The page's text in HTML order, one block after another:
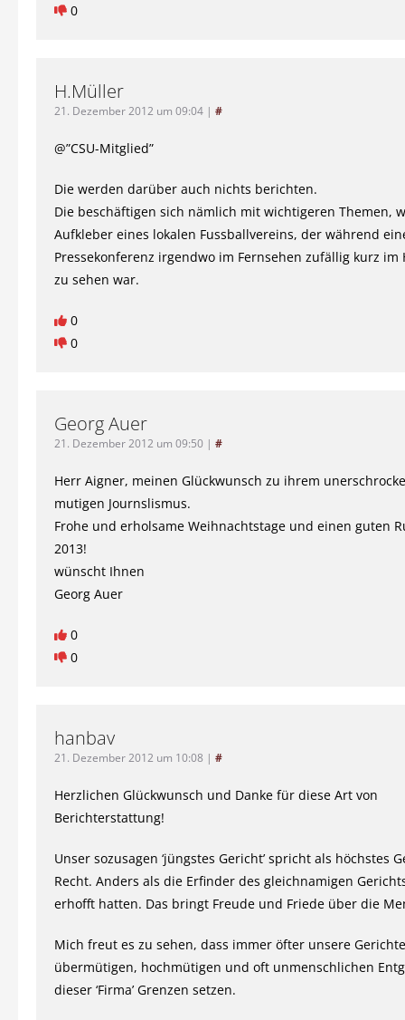
0
H.Müller
21. Dezember 2012 um 09:04 | #
@”CSU-Mitglied”
Die werden darüber auch nichts berichten.
Die beschäftigen sich nämlich mit wichtigeren Themen,
Aufkleber eines lokalen Fussballvereins, der während
Pressekonferenz irgendwo im Fernsehen zufällig kurz
zu sehen war.
0
0
Georg Auer
21. Dezember 2012 um 09:50 | #
Herr Aigner, meinen Glückwunsch zu ihrem
mutigen Journslismus.
Frohe und erholsame Weihnachtstage und einen guten
2013!
wünscht Ihnen
Georg Auer
0
0
hanbav
21. Dezember 2012 um 10:08 | #
Herzlichen Glückwunsch und Danke für diese Art von
Berichterstattung!
Unser sozusagen ‘jüngstes Gericht’ spricht als höchstes
Recht. Anders als die Erfinder des gleichnamigen
erhofft hatten. Das bringt Freude und Friede über die
Mich freut es zu sehen, dass immer öfter unsere
übermütigen, hochmütigen und oft unmenschlichen
dieser ‘Firma’ Grenzen setzen.